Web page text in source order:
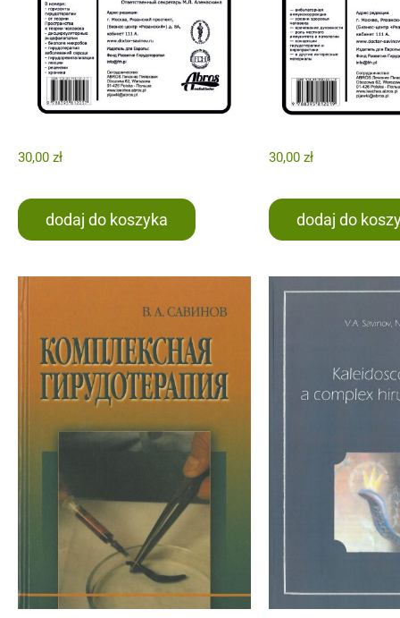
30,00 zł
dodaj do koszyka
30,00 zł
dodaj do